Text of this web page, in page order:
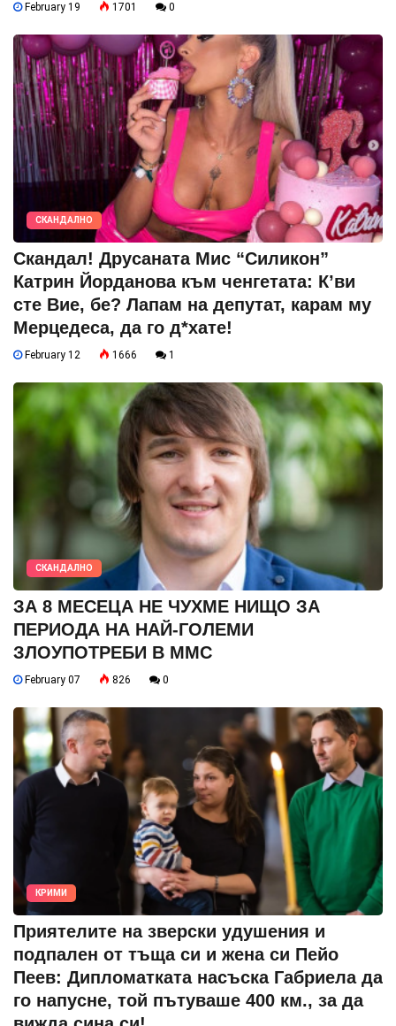
February 19 1701 0
СКАНДАЛНО
Скандал! Друсаната Мис “Силикон”
Катрин Йорданова към ченгетата: К’ви
сте Вие, бе? Лапам на депутат, карам му
Мерцедеса, да го д*хате!
February 12 1666 1
СКАНДАЛНО
ЗА 8 МЕСЕЦА НЕ ЧУХМЕ НИЩО ЗА
ПЕРИОДА НА НАЙ-ГОЛЕМИ
ЗЛОУПОТРЕБИ В ММС
February 07 826 0
КРИМИ
Приятелите на зверски удушения и
подпален от тъща си и жена си Пейо
Пеев: Дипломатката насъска Габриела да
го напусне, той пътуваше 400 км., за да